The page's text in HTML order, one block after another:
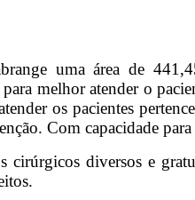
uma área de
melhor atender o
os pacientes
Com capacidade
cirúrgicos diversos e